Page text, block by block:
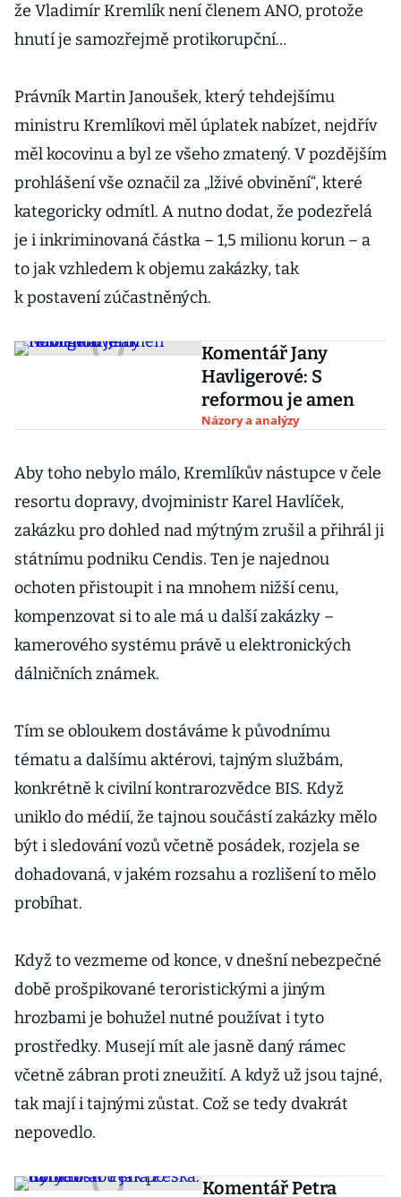
že Vladimír Kremlík není členem ANO, protože
hnutí je samozřejmě protikorupční…
Právník Martin Janoušek, který tehdejšímu
ministru Kremlíkovi měl úplatek nabízet, nejdřív
měl kocovinu a byl ze všeho zmatený. V pozdějším
prohlášení vše označil za „lživé obvinění“, které
kategoricky odmítl. A nutno dodat, že podezřelá
je i inkriminovaná částka – 1,5 milionu korun – a
to jak vzhledem k objemu zakázky, tak
k postavení zúčastněných.
Komentář Jany
Havligerové: S
reformou je amen
Názory a analýzy
Aby toho nebylo málo, Kremlíkův nástupce v čele
resortu dopravy, dvojministr Karel Havlíček,
zakázku pro dohled nad mýtným zrušil a přihrál ji
státnímu podniku Cendis. Ten je najednou
ochoten přistoupit i na mnohem nižší cenu,
kompenzovat si to ale má u další zakázky –
kamerového systému právě u elektronických
dálničních známek.
Tím se obloukem dostáváme k původnímu
tématu a dalšímu aktérovi, tajným službám,
konkrétně k civilní kontrarozvědce BIS. Když
uniklo do médií, že tajnou součástí zakázky mělo
být i sledování vozů včetně posádek, rozjela se
dohadovaná, v jakém rozsahu a rozlišení to mělo
probíhat.
Když to vezmeme od konce, v dnešní nebezpečné
době prošpikované teroristickými a jiným
hrozbami je bohužel nutné používat i tyto
prostředky. Musejí mít ale jasně daný rámec
včetně zábran proti zneužití. A když už jsou tajné,
tak mají i tajnými zůstat. Což se tedy dvakrát
nepovedlo.
Komentář Petra